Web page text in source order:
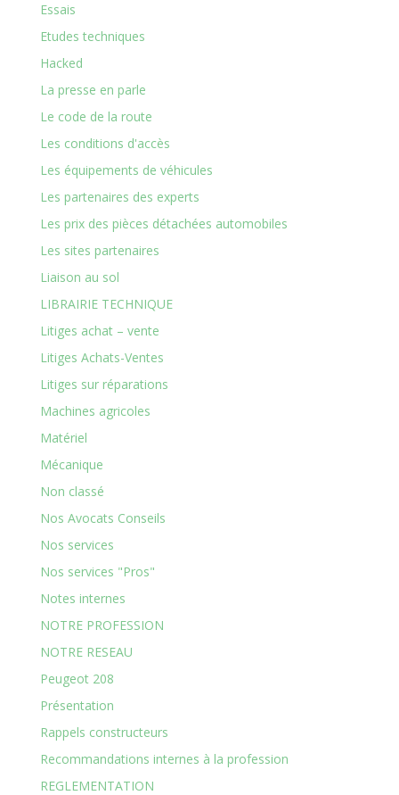
Essais
Etudes techniques
Hacked
La presse en parle
Le code de la route
Les conditions d'accès
Les équipements de véhicules
Les partenaires des experts
Les prix des pièces détachées automobiles
Les sites partenaires
Liaison au sol
LIBRAIRIE TECHNIQUE
Litiges achat – vente
Litiges Achats-Ventes
Litiges sur réparations
Machines agricoles
Matériel
Mécanique
Non classé
Nos Avocats Conseils
Nos services
Nos services "Pros"
Notes internes
NOTRE PROFESSION
NOTRE RESEAU
Peugeot 208
Présentation
Rappels constructeurs
Recommandations internes à la profession
REGLEMENTATION